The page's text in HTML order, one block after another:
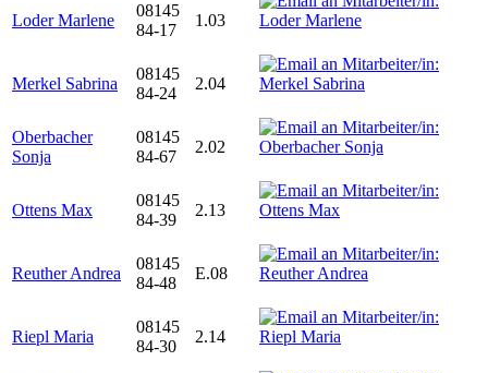
Loder Marlene
08145
84-17
1.03
Merkel Sabrina
08145
84-24
2.04
Oberbacher
Sonja
08145
84-67
2.02
Ottens Max
08145
84-39
2.13
Reuther Andrea
08145
84-48
E.08
Riepl Maria
08145
84-30
2.14